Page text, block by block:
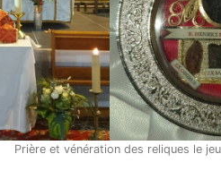
Prière et vénération des reliques le